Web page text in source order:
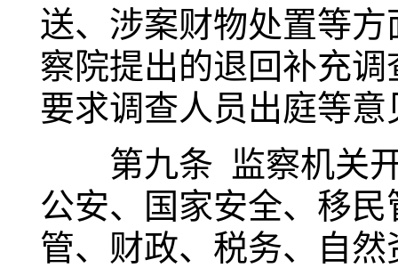
送、涉案财物处置等
察院提出的退回补充
要求调查人员出庭等
第九条 监察机关开
公安、国家安全、移
管、财政、税务、自